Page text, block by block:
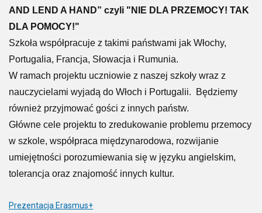
AND LEND A HAND” czyli "NIE DLA PRZEMOCY! TAK
DLA POMOCY!"
Szkoła współpracuje z takimi państwami jak Włochy,
Portugalia, Francja, Słowacja i Rumunia.
W ramach projektu uczniowie z naszej szkoły wraz z
nauczycielami wyjadą do Włoch i Portugalii. Będziemy
również przyjmować gości z innych państw.
Główne cele projektu to zredukowanie problemu przemocy
w szkole, współpraca międzynarodowa, rozwijanie
umiejętności porozumiewania się w języku angielskim,
tolerancja oraz znajomość innych kultur.
Prezentacja Erasmus+